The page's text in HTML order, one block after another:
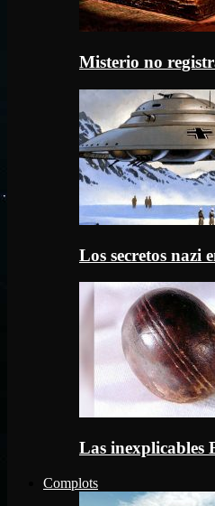
Misterio no
Los secretos nazi
Las inexplicables
Complots